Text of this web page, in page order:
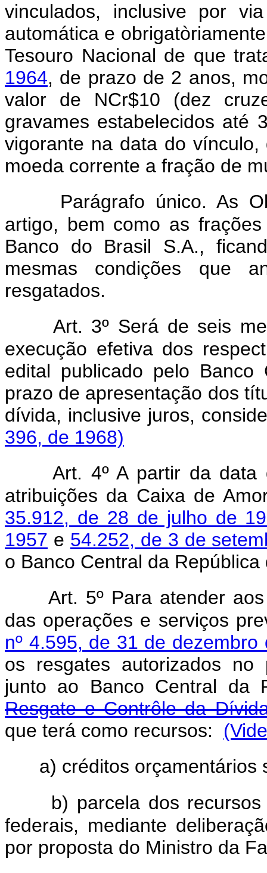
vinculados, inclusive por
automática e
Tesouro Nacional de que
1964, de prazo de 2 anos,
valor de NCr$10 (dez
gravames estabelecidos até
vigorante na data do
moeda corrente a fração de
Parágrafo único. As
artigo, bem como as
Banco do Brasil S.A.,
mesmas condições que
resgatados.
Art. 3º Será de seis
execução efetiva dos
edital publicado pelo
prazo de apresentação dos
dívida, inclusive juros,
396, de 1968)
Art. 4º A partir da data
atribuições da Caixa de
35.912, de 28 de julho de
1957 e 54.252, de 3 de
o Banco Central da República
Art. 5º Para atender
das operações e serviços
nº 4.595, de 31 de dezembro
os resgates autorizados no
junto ao Banco Central da
Resgate e Contrôle da
que terá como recursos:
a) créditos orçamentários
b) parcela dos
federais, mediante
por proposta do Ministro da